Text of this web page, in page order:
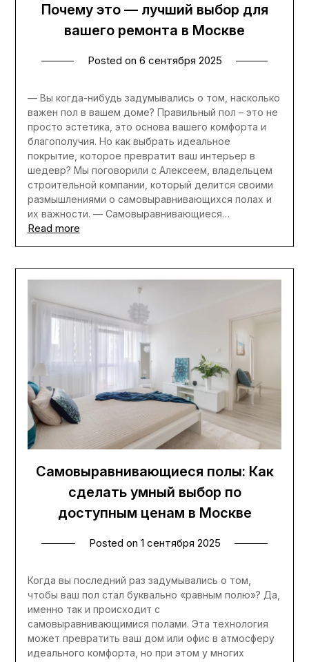
Почему это — лучший выбор для
вашего ремонта в Москве
Posted on 6 сентября 2025
— Вы когда-нибудь задумывались о том, насколько
важен пол в вашем доме? Правильный пол – это не
просто эстетика, это основа вашего комфорта и
благополучия. Но как выбрать идеальное
покрытие, которое превратит ваш интерьер в
шедевр? Мы поговорили с Алексеем, владельцем
строительной компании, который делится своими
размышлениями о самовыравнивающихся полах и
их важности. — Самовыравнивающиеся…
Read more
Самовыравнивающиеся полы: Как
сделать умный выбор по
доступным ценам в Москве
Posted on 1 сентября 2025
Когда вы последний раз задумывались о том,
чтобы ваш пол стал буквально «равным полю»? Да,
именно так и происходит с
самовыравнивающимися полами. Эта технология
может превратить ваш дом или офис в атмосферу
идеального комфорта, но при этом у многих